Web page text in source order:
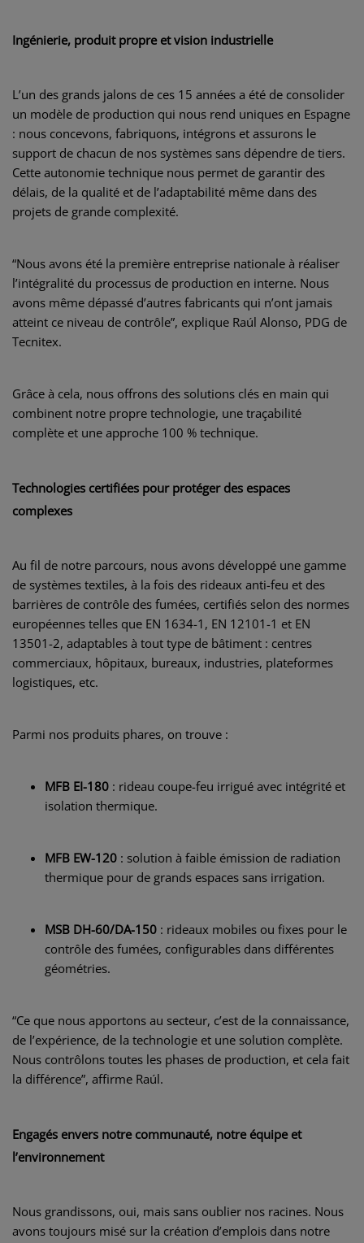
Ingénierie, produit propre et vision industrielle
L’un des grands jalons de ces 15 années a été de consolider
un modèle de production qui nous rend uniques en Espagne
: nous concevons, fabriquons, intégrons et assurons le
support de chacun de nos systèmes sans dépendre de tiers.
Cette autonomie technique nous permet de garantir des
délais, de la qualité et de l’adaptabilité même dans des
projets de grande complexité.
“Nous avons été la première entreprise nationale à réaliser
l’intégralité du processus de production en interne. Nous
avons même dépassé d’autres fabricants qui n’ont jamais
atteint ce niveau de contrôle”, explique Raúl Alonso, PDG de
Tecnitex.
Grâce à cela, nous offrons des solutions clés en main qui
combinent notre propre technologie, une traçabilité
complète et une approche 100 % technique.
Technologies certifiées pour protéger des espaces
complexes
Au fil de notre parcours, nous avons développé une gamme
de systèmes textiles, à la fois des rideaux anti-feu et des
barrières de contrôle des fumées, certifiés selon des normes
européennes telles que EN 1634-1, EN 12101-1 et EN
13501-2, adaptables à tout type de bâtiment : centres
commerciaux, hôpitaux, bureaux, industries, plateformes
logistiques, etc.
Parmi nos produits phares, on trouve :
MFB EI-180 : rideau coupe-feu irrigué avec intégrité et
isolation thermique.
MFB EW-120 : solution à faible émission de radiation
thermique pour de grands espaces sans irrigation.
MSB DH-60/DA-150 : rideaux mobiles ou fixes pour le
contrôle des fumées, configurables dans différentes
géométries.
“Ce que nous apportons au secteur, c’est de la connaissance,
de l’expérience, de la technologie et une solution complète.
Nous contrôlons toutes les phases de production, et cela fait
la différence”, affirme Raúl.
Engagés envers notre communauté, notre équipe et
l’environnement
Nous grandissons, oui, mais sans oublier nos racines. Nous
avons toujours misé sur la création d’emplois dans notre